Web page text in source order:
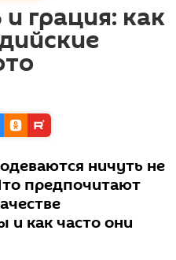
грация: как
ничуть не
предпочитают
и как часто они